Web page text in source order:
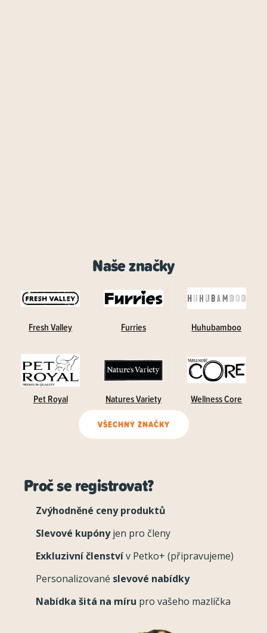
Naše značky
Fresh Valley Furries Huhubamboo
Pet Royal Natures Variety Wellness Core
VŠECHNY ZNAČKY
Proč se registrovat?
Zvýhodněné ceny produktů
Slevové kupónyjen pro členy
Exkluzivní členstvív Petko+ (připravujeme)
Personalizované slevové nabídky
Nabídka šitá na míru pro vašeho mazlíčka